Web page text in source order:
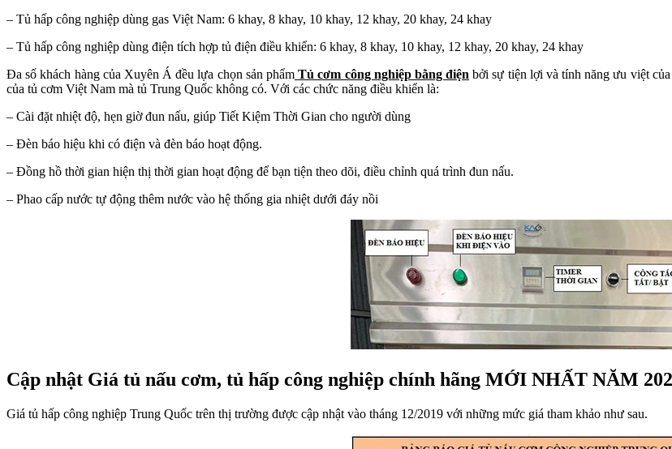
– Tủ hấp công nghiệp dùng gas Việt Nam: 6 khay, 8 khay, 10 khay, 12 khay, 20 khay, 24 khay
– Tủ hấp công nghiệp dùng điện tích hợp tủ điện điều khiển: 6 khay, 8 khay, 10 khay, 12 khay, 20 khay, 24 khay
Đa số khách hàng của Xuyên Á đều lựa chọn sản phẩm Tủ cơm công nghiệp bằng điện bởi sự tiện lợi và tính năng ưu việt
của tủ cơm Việt Nam mà tủ Trung Quốc không có. Với các chức năng điều khiển là:
– Cài đặt nhiệt độ, hẹn giờ đun nấu, giúp Tiết Kiệm Thời Gian cho người dùng
– Đèn báo hiệu khi có điện và đèn báo hoạt động.
– Đồng hồ thời gian hiện thị thời gian hoạt động để bạn tiện theo dõi, điều chỉnh quá trình đun nấu.
– Phao cấp nước tự động thêm nước vào hệ thống gia nhiệt dưới đáy nồi
Cập nhật Giá tủ nấu cơm, tủ hấp công nghiệp chính hãng MỚI NHẤT NĂM
Giá tủ hấp công nghiệp Trung Quốc trên thị trường được cập nhật vào tháng 12/2019 với những mức giá tham khảo như sau.